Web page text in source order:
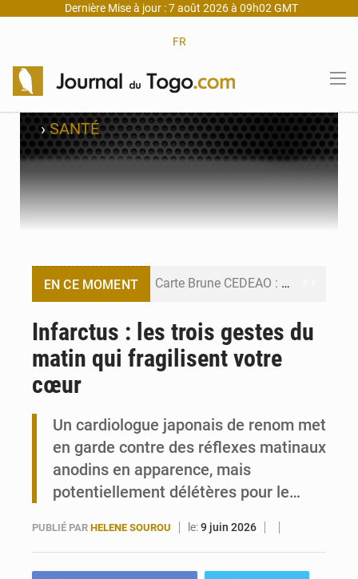
Dernière Mise à jour : 7 août 2026 à 09h02 GMT
FR
›SANTÉ
EN CE MOMENT Carte Brune CEDEAO : Lomé mise sur la digitalisation des sinistres
Budget vert 2027 : Le ministère de l’Économie forme ses cadres à Lomé
Maurice : Démission de la ministre Véronique Leu-Govind
Infarctus : les trois gestes du
matin qui fragilisent votre
cœur
Un cardiologue japonais de renom met
en garde contre des réflexes matinaux
anodins en apparence, mais
potentiellement délétères pour le…
PUBLIÉ PAR HELENE SOUROU le:9 juin 2026